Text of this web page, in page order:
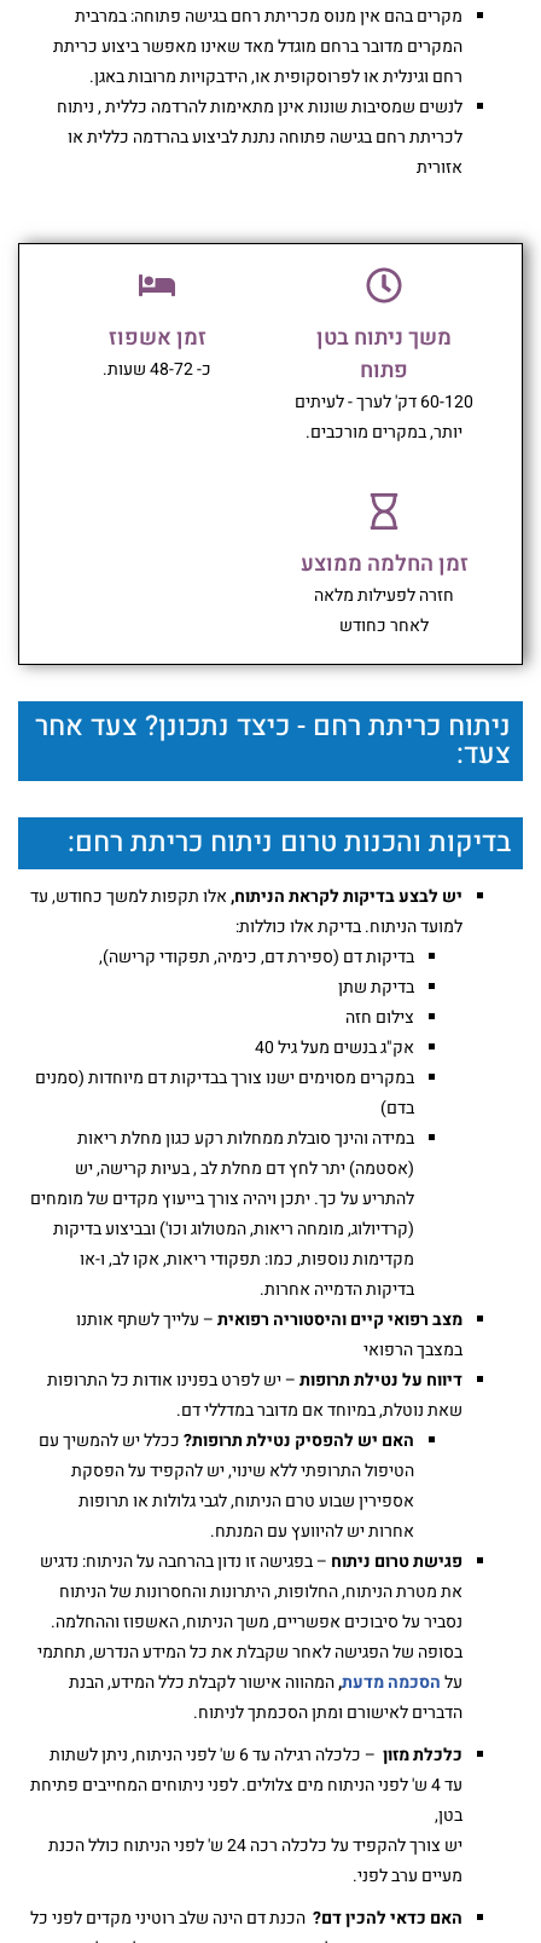
מקרים בהם אין מנוס מכריתת רחם בגישה פתוחה: במרבית
המקרים מדובר ברחם מוגדל מאד שאינו מאפשר ביצוע כריתת
רחם וגינלית או לפרוסקופית או, הידבקויות מרובות באגן.
לנשים שמסיבות שונות אינן מתאימות להרדמה כללית , ניתוח
לכריתת רחם בגישה פתוחה נתנת לביצוע בהרדמה כללית או
אזורית
משך ניתוח בטן
פתוח
60-120 דק' לערך - לעיתים
יותר, במקרים מורכבים.
זמן אשפוז
כ- 48-72 שעות.
זמן החלמה ממוצע
חזרה לפעילות מלאה
לאחר כחודש
ניתוח כריתת רחם - כיצד נתכונן? צעד אחר
צעד:
בדיקות והכנות טרום ניתוח כריתת רחם:
יש לבצע בדיקות לקראת הניתוח,אלו תקפות למשך כחודש, עד
למועד הניתוח. בדיקת אלו כוללות:
בדיקות דם (ספירת דם, כימיה, תפקודי קרישה),
בדיקת שתן
צילום חזה
אק"ג בנשים מעל גיל 40
במקרים מסוימים ישנו צורך בבדיקות דם מיוחדות (סמנים
בדם)
במידה והינך סובלת ממחלות רקע כגון מחלת ריאות
(אסטמה) יתר לחץ דם מחלת לב , בעיות קרישה, יש
להתריע על כך. יתכן ויהיה צורך בייעוץ מקדים של מומחים
(קרדיולוג, מומחה ריאות, המטולוג וכו') ובביצוע בדיקות
מקדימות נוספות, כמו: תפקודי ריאות, אקו לב, ו-או
בדיקות הדמייה אחרות.
מצב רפואי קיים והיסטוריה רפואית– עלייך לשתף אותנו
במצבך הרפואי
דיווח על נטילת תרופות– יש לפרט בפנינו אודות כל התרופות
שאת נוטלת, במיוחד אם מדובר במדללי דם.
האם יש להפסיק נטילת תרופות?ככלל יש להמשיך עם
הטיפול התרופתי ללא שינוי, יש להקפיד על הפסקת
אספירין שבוע טרם הניתוח, לגבי גלולות או תרופות
אחרות יש להיוועץ עם המנתח.
פגישת טרום ניתוח – בפגישה זו נדון בהרחבה על הניתוח: נדגיש
את מטרת הניתוח, החלופות, היתרונות והחסרונות של הניתוח
נסביר על סיבוכים אפשריים, משך הניתוח, האשפוז וההחלמה.
בסופה של הפגישה לאחר שקבלת את כל המידע הנדרש, תחתמי
עלהסכמה מדעת,המהווה אישור לקבלת כלל המידע, הבנת
הדברים לאישורם ומתן הסכמתך לניתוח.
כלכלת מזון
– כלכלה רגילה עד 6 ש' לפני הניתוח, ניתן לשתות
עד 4 ש' לפני הניתוח מים צלולים. לפני ניתוחים המחייבים פתיחת
בטן,
יש צורך להקפיד על כלכלה רכה 24 ש' לפני הניתוח כולל הכנת
מעיים ערב לפני.
האם כדאי להכין דם? הכנת דם הינה שלב רוטיני מקדים לפני כל